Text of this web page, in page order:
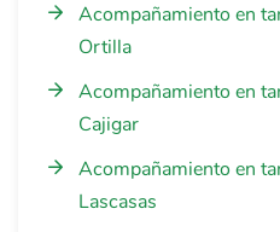
Acompañamiento en
Ortilla
Acompañamiento en
Cajigar
Acompañamiento en
Lascasas